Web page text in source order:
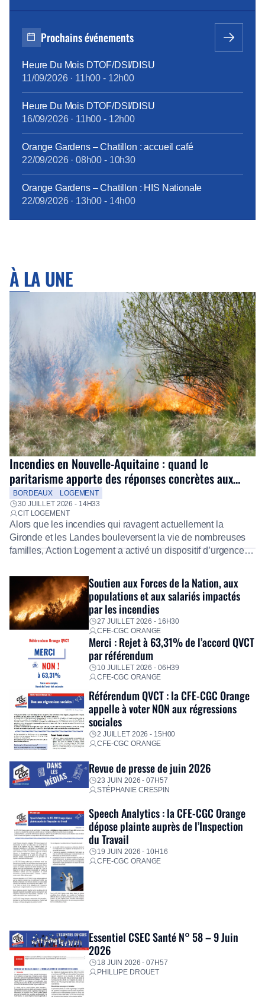
changer le pansement ! Envie d’en savoir davantage
? […]Prochains événements
Heure Du Mois DTOF/DSI/DISU
11/09/2026· 11h00 - 12h00
Heure Du Mois DTOF/DSI/DISU
16/09/2026· 11h00 - 12h00
Orange Gardens – Chatillon : accueil café
22/09/2026· 08h00 - 10h30
Orange Gardens – Chatillon : HIS Nationale
22/09/2026· 13h00 - 14h00
À LA UNE
Incendies en Nouvelle-Aquitaine : quand le
paritarisme apporte des réponses concrètes aux
salariés
BORDEAUX
LOGEMENT
30 JUILLET 2026 - 14H33
CIT LOGEMENT
Alors que les incendies qui ravagent actuellement la
Gironde et les Landes bouleversent la vie de nombreuses
familles, Action Logement a activé un dispositif d’urgence
Fidèle à sa mission d’utilité sociale, le Groupe mobilise
immédiatement ses équipes afin de proposer un diagnostic
personnalisé, des aides financières pour faire face aux
premières dépenses, […]
Soutien aux Forces de la Nation, aux
populations et aux salariés impactés
par les incendies
27 JUILLET 2026 - 16H30
CFE-CGC ORANGE
Merci : Rejet à 63,31% de l’accord QVCT
par référendum
10 JUILLET 2026 - 06H39
CFE-CGC ORANGE
Référendum QVCT : la CFE-CGC Orange
appelle à voter NON aux régressions
sociales
2 JUILLET 2026 - 15H00
CFE-CGC ORANGE
Revue de presse de juin 2026
23 JUIN 2026 - 07H57
STÉPHANIE CRESPIN
Speech Analytics : la CFE-CGC Orange
dépose plainte auprès de l’Inspection
du Travail
19 JUIN 2026 - 10H16
CFE-CGC ORANGE
Essentiel CSEC Santé N° 58 – 9 Juin
2026
18 JUIN 2026 - 07H57
PHILLIPE DROUET